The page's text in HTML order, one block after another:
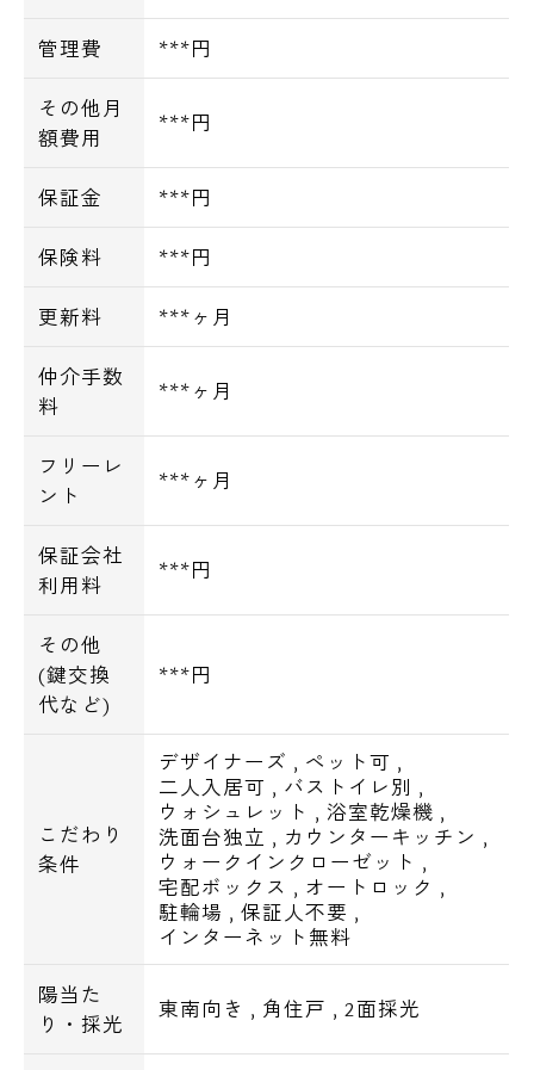
管理費 ***円
その他月
額費用
***円
保証金 ***円
保険料 ***円
更新料 ***ヶ月
仲介手数
料
***ヶ月
フリーレ
ント
***ヶ月
保証会社
利用料
***円
その他
(鍵交換
代など)
***円
こだわり
条件
デザイナーズ , ペット可 ,
二人入居可 , バストイレ別 ,
ウォシュレット , 浴室乾燥機 ,
洗面台独立 , カウンターキッチン ,
ウォークインクローゼット ,
宅配ボックス , オートロック ,
駐輪場 ,保証人不要 ,
インターネット無料
陽当た
り・採光
東南向き , 角住戸 , 2面採光